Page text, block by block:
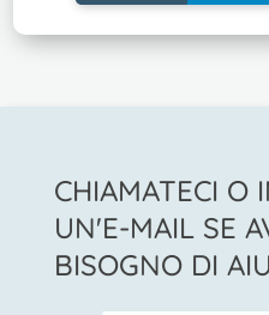
CHIAMATECI O
UN'E-MAIL SE
BISOGNO DI